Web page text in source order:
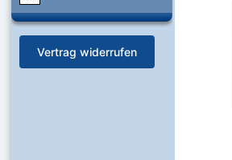
Vertrag widerrufen